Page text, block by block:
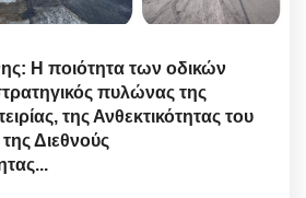
Η ποιότητα των οδικών
πυλώνας της
της Ανθεκτικότητας του
Διεθνούς